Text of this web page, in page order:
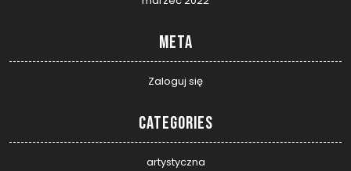
Meta
Zaloguj się
Categories
artystyczna